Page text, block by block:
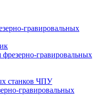
гравировальных
гравировальных
станков ЧПУ
гравировальных